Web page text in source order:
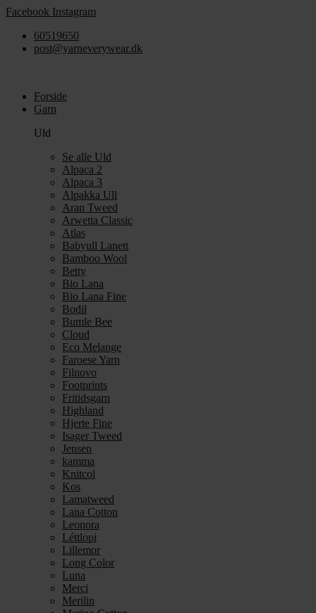
Videre
indhold
Facebook Instagram
60519650
post@yarneverywear.dk
Forside
Garn
Uld
Se alle Uld
Alpaca 2
Alpaca 3
Alpakka Ull
Aran Tweed
Arwetta Classic
Atlas
Babyull Lanett
Bamboo Wool
Betty
Bio Lana
Bio Lana Fine
Bodil
Bumle Bee
Cloud
Eco Melange
Faroese Yarn
Filnovo
Footprints
Fritidsgarn
Highland
Hjerte Fine
Isager Tweed
Jensen
kamma
Knitcol
Kos
Lamatweed
Lana Cotton
Leonora
Léttlopi
Lillemor
Long Color
Luna
Merci
Merilin